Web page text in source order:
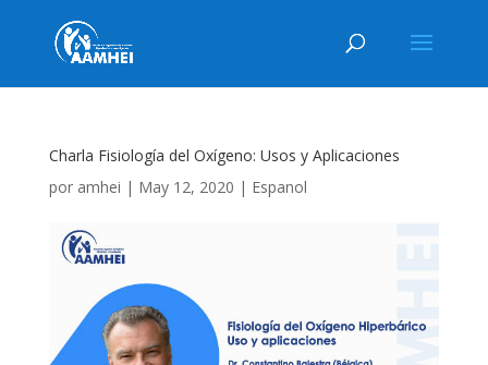
Charla Fisiología del Oxígeno: Usos y Aplicaciones
por amhei | May 12, 2020 | Espanol